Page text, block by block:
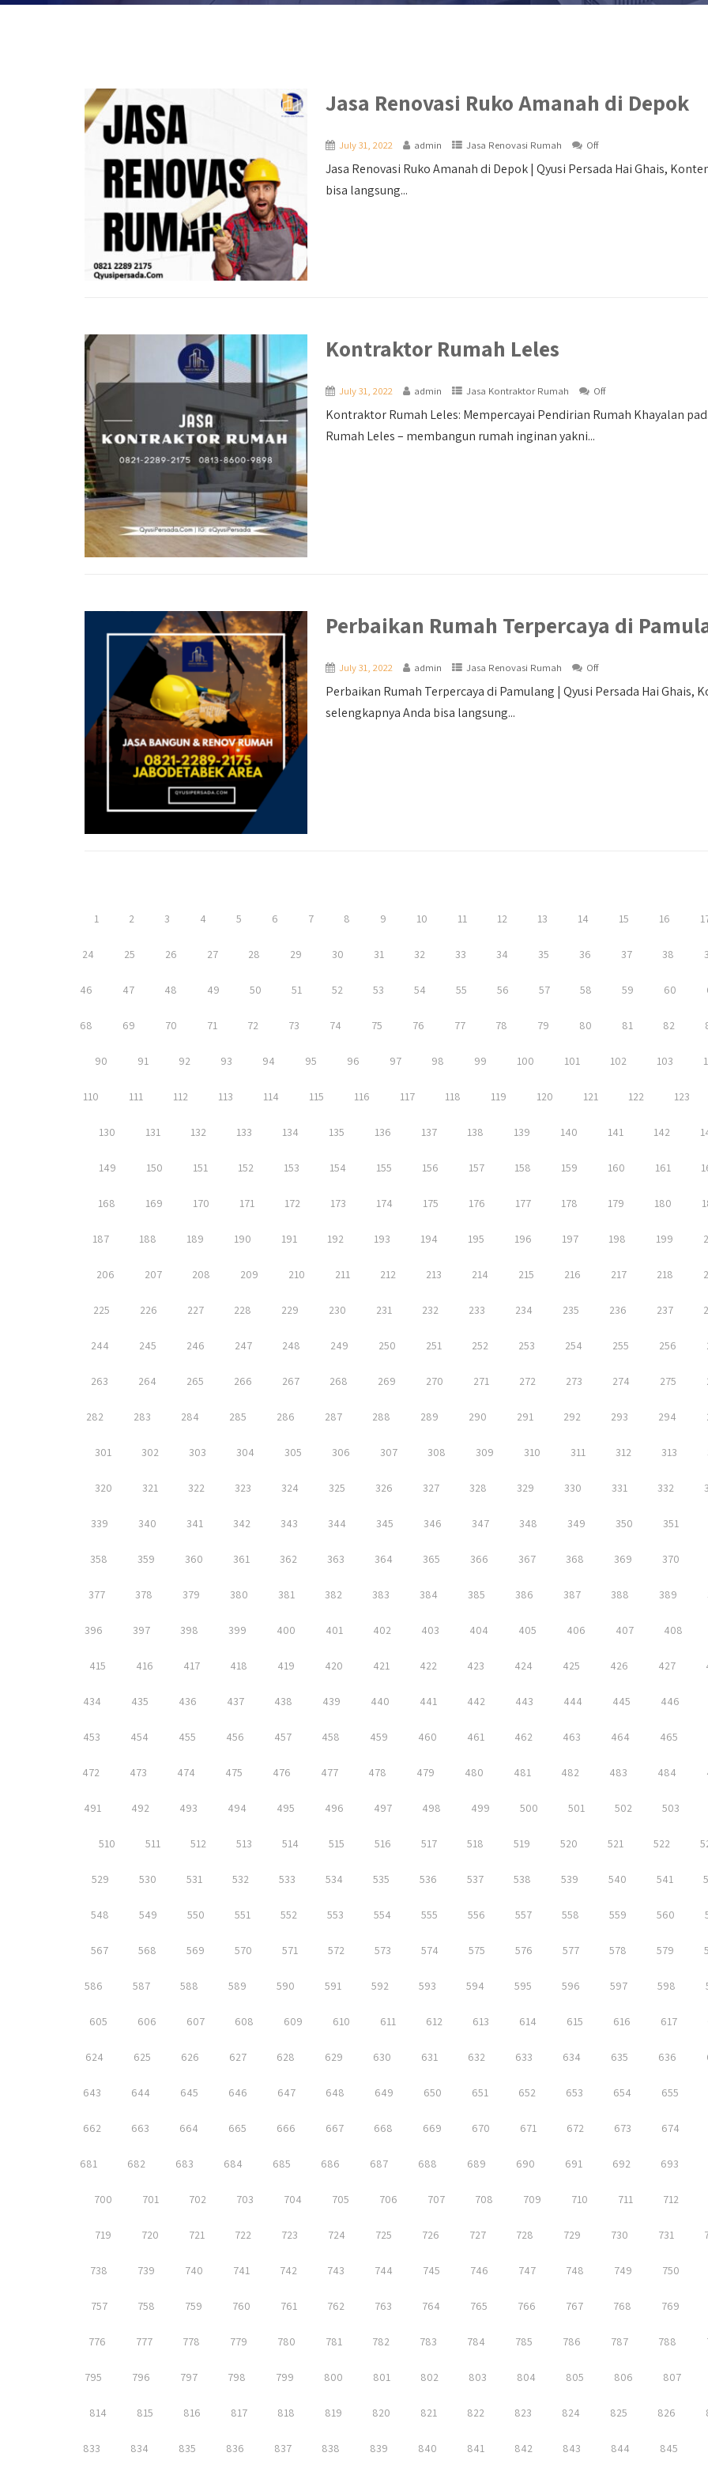
Jasa Renovasi Ruko Amanah di Depok
July 31, 2022 admin Jasa Renovasi Rumah Off
Jasa Renovasi Ruko Amanah di Depok | Qyusi Persada Hai Ghais,
bisa langsung...
Kontraktor Rumah Leles
July 31, 2022 admin Jasa Kontraktor Rumah Off
Kontraktor Rumah Leles: Mempercayai Pendirian Rumah Khayalan
Rumah Leles – membangun rumah inginan yakni...
Perbaikan Rumah Terpercaya di
July 31, 2022 admin Jasa Renovasi Rumah Off
Perbaikan Rumah Terpercaya di Pamulang | Qyusi Persada Hai Ghais,
selengkapnya Anda bisa langsung...
1 2 3 4 5 6 7 8 9 10 11 12 13 14 15 16
24 25 26 27 28 29 30 31 32 33 34 35 36 37 38
46 47 48 49 50 51 52 53 54 55 56 57 58 59 60
68 69 70 71 72 73 74 75 76 77 78 79 80 81 82
90 91 92 93 94 95 96 97 98 99 100 101 102 103
110 111 112 113 114 115 116 117 118 119 120 121 122 123
130 131 132 133 134 135 136 137 138 139 140 141 142
149 150 151 152 153 154 155 156 157 158 159 160 161
168 169 170 171 172 173 174 175 176 177 178 179 180
187 188 189 190 191 192 193 194 195 196 197 198 199
206 207 208 209 210 211 212 213 214 215 216 217 218
225 226 227 228 229 230 231 232 233 234 235 236 237
244 245 246 247 248 249 250 251 252 253 254 255 256
263 264 265 266 267 268 269 270 271 272 273 274 275
282 283 284 285 286 287 288 289 290 291 292 293 294
301 302 303 304 305 306 307 308 309 310 311 312 313
320 321 322 323 324 325 326 327 328 329 330 331 332
339 340 341 342 343 344 345 346 347 348 349 350 351
358 359 360 361 362 363 364 365 366 367 368 369 370
377 378 379 380 381 382 383 384 385 386 387 388 389
396 397 398 399 400 401 402 403 404 405 406 407 408
415 416 417 418 419 420 421 422 423 424 425 426 427
434 435 436 437 438 439 440 441 442 443 444 445 446
453 454 455 456 457 458 459 460 461 462 463 464 465
472 473 474 475 476 477 478 479 480 481 482 483 484
491 492 493 494 495 496 497 498 499 500 501 502 503
510 511 512 513 514 515 516 517 518 519 520 521 522
529 530 531 532 533 534 535 536 537 538 539 540 541
548 549 550 551 552 553 554 555 556 557 558 559 560
567 568 569 570 571 572 573 574 575 576 577 578 579
586 587 588 589 590 591 592 593 594 595 596 597 598
605 606 607 608 609 610 611 612 613 614 615 616 617
624 625 626 627 628 629 630 631 632 633 634 635 636
643 644 645 646 647 648 649 650 651 652 653 654 655
662 663 664 665 666 667 668 669 670 671 672 673 674
681 682 683 684 685 686 687 688 689 690 691 692 693
700 701 702 703 704 705 706 707 708 709 710 711 712
719 720 721 722 723 724 725 726 727 728 729 730 731
738 739 740 741 742 743 744 745 746 747 748 749 750
757 758 759 760 761 762 763 764 765 766 767 768 769
776 777 778 779 780 781 782 783 784 785 786 787 788
795 796 797 798 799 800 801 802 803 804 805 806 807
814 815 816 817 818 819 820 821 822 823 824 825 826
833 834 835 836 837 838 839 840 841 842 843 844 845